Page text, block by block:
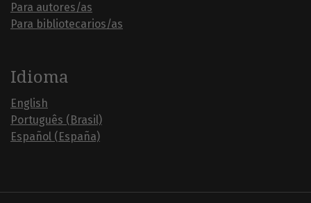
Para autores/as
Para bibliotecarios/as
Idioma
English
Português (Brasil)
Español (España)